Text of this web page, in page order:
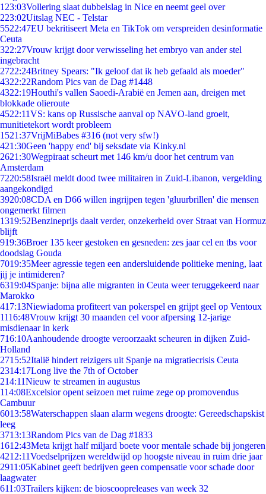
1 23:03Vollering slaat dubbelslag in Nice en neemt geel over
223:02Uitslag NEC - Telstar
5522:47EU bekritiseert Meta en TikTok om verspreiden desinformatie
Ceuta
322:27Vrouw krijgt door verwisseling het embryo van ander stel
ingebracht
2722:24Britney Spears: "Ik geloof dat ik heb gefaald als moeder"
4322:22Random Pics van de Dag #1448
4322:19Houthi's vallen Saoedi-Arabië en Jemen aan, dreigen met
blokkade olieroute
4522:11VS: kans op Russische aanval op NAVO-land groeit,
munitietekort wordt probleem
1521:37VrijMiBabes #316 (not very sfw!)
421:30Geen 'happy end' bij seksdate via Kinky.nl
2621:30Wegpiraat scheurt met 146 km/u door het centrum van
Amsterdam
7220:58Israël meldt dood twee militairen in Zuid-Libanon, vergelding
aangekondigd
3920:08CDA en D66 willen ingrijpen tegen 'gluurbrillen' die mensen
ongemerkt filmen
1319:52Benzineprijs daalt verder, onzekerheid over Straat van Hormuz
blijft
919:36Broer 135 keer gestoken en gesneden: zes jaar cel en tbs voor
doodslag Gouda
7019:35Meer agressie tegen een andersluidende politieke mening, laat
jij je intimideren?
6319:04Spanje: bijna alle migranten in Ceuta weer teruggekeerd naar
Marokko
417:13Niewiadoma profiteert van pokerspel en grijpt geel op Ventoux
1116:48Vrouw krijgt 30 maanden cel voor afpersing 12-jarige
misdienaar in kerk
716:10Aanhoudende droogte veroorzaakt scheuren in dijken Zuid-
Holland
2715:52Italië hindert reizigers uit Spanje na migratiecrisis Ceuta
2314:17Long live the 7th of October
214:11Nieuw te streamen in augustus
114:08Excelsior opent seizoen met ruime zege op promovendus
Cambuur
6013:58Waterschappen slaan alarm wegens droogte: Gereedschapskist
leeg
3713:13Random Pics van de Dag #1833
1612:43Meta krijgt half miljard boete voor mentale schade bij jongeren
4212:11Voedselprijzen wereldwijd op hoogste niveau in ruim drie jaar
2911:05Kabinet geeft bedrijven geen compensatie voor schade door
laagwater
611:03Trailers kijken: de bioscoopreleases van week 32